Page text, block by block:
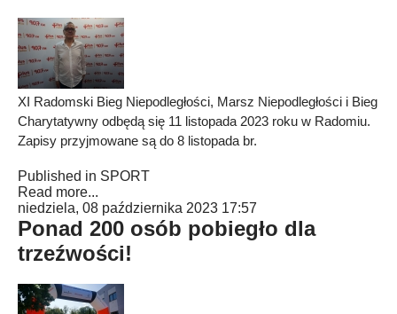
XI Radomski Bieg Niepodległości, Marsz Niepodległości i Bieg
Charytatywny odbędą się 11 listopada 2023 roku w Radomiu.
Zapisy przyjmowane są do 8 listopada br.
Published in SPORT
Read more...
niedziela, 08 października 2023 17:57
Ponad 200 osób pobiegło dla
trzeźwości!